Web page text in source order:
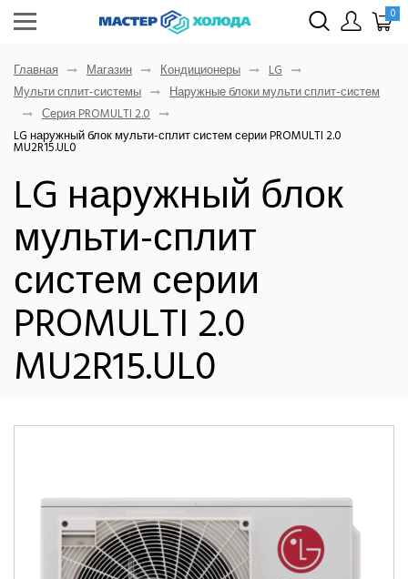
0
Главная Магазин Кондиционеры
LG
Мульти сплит-системы
Наружные блоки мульти сплит-систем
Серия PROMULTI 2.0
LG наружный блок мульти-сплит систем серии PROMULTI 2.0
MU2R15.UL0
LG наружный блок
мульти-сплит
систем серии
PROMULTI 2.0
MU2R15.UL0